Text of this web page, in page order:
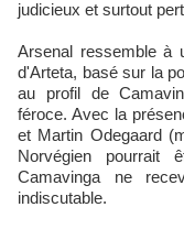
judicieux et surtout
Arsenal ressemble à
d'Arteta, basé sur la
au profil de
féroce. Avec la
et Martin Odegaard
Norvégien
Camavinga ne
indiscutable.